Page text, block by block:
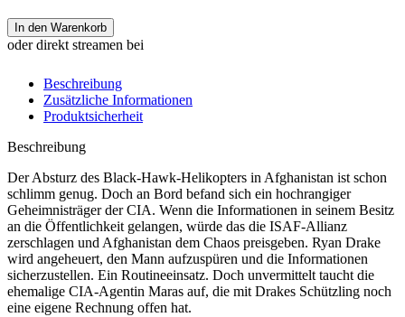
In den Warenkorb
oder direkt streamen bei
Beschreibung
Zusätzliche Informationen
Produktsicherheit
Beschreibung
Der Absturz des Black-Hawk-Helikopters in Afghanistan ist schon
schlimm genug. Doch an Bord befand sich ein hochrangiger
Geheimnisträger der CIA. Wenn die Informationen in seinem Besitz
an die Öffentlichkeit gelangen, würde das die ISAF-Allianz
zerschlagen und Afghanistan dem Chaos preisgeben. Ryan Drake
wird angeheuert, den Mann aufzuspüren und die Informationen
sicherzustellen. Ein Routineeinsatz. Doch unvermittelt taucht die
ehemalige CIA-Agentin Maras auf, die mit Drakes Schützling noch
eine eigene Rechnung offen hat.